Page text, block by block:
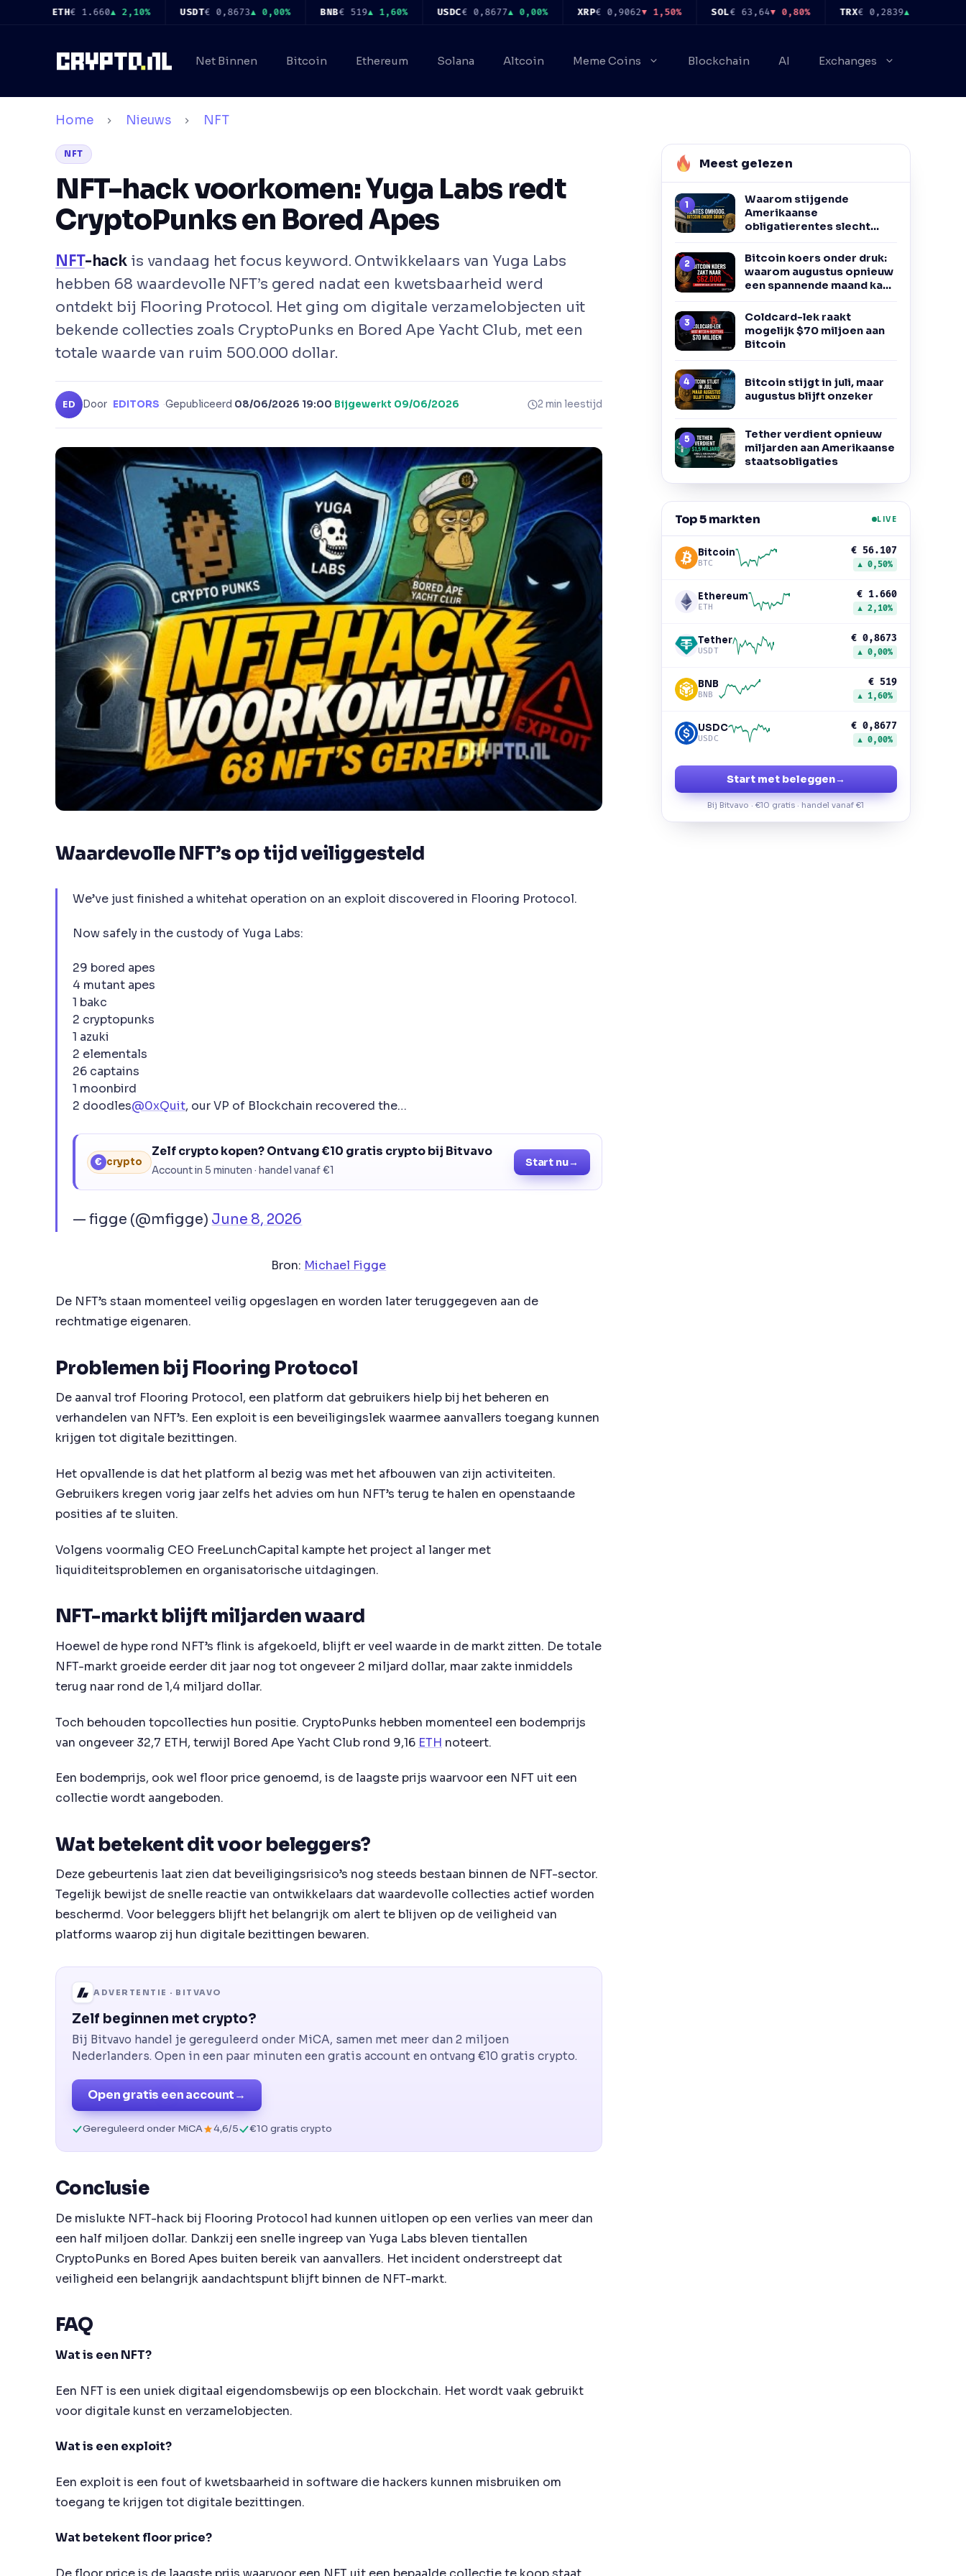
€ 1.660▲ 2,10% USDT € 0,8673 ▲ 0,00% BNB € 519▲ 1,60% USDC € 0,8677 ▲ 0,00% XRP € 0,9062 ▼ 1,50% SOL € 63,64▼ 0,80% TRX € 0,2839 ▲ 0,58%
Net Binnen Bitcoin Ethereum Solana Altcoin Meme Coins Blockchain AI Exchanges
Home Nieuws NFT
NFT
NFT-hack voorkomen: Yuga Labs redt
CryptoPunks en Bored Apes
NFT-hack is vandaag het focus keyword. Ontwikkelaars van Yuga Labs
hebben 68 waardevolle NFT’s gered nadat een kwetsbaarheid werd
ontdekt bij Flooring Protocol. Het ging om digitale verzamelobjecten uit
bekende collecties zoals CryptoPunks en Bored Ape Yacht Club, met een
totale waarde van ruim 500.000 dollar.
ED Door EDITORS ·Gepubliceerd 08/06/2026 19:00·Bijgewerkt 09/06/2026 2 min leestijd
Waardevolle NFT’s op tijd veiliggesteld
We’ve just finished a whitehat operation on an exploit discovered in Flooring Protocol.
Now safely in the custody of Yuga Labs:
29 bored apes
4 mutant apes
1 bakc
2 cryptopunks
1 azuki
2 elementals
26 captains
1 moonbird
2 doodles@0xQuit, our VP of Blockchain recovered the…
€ crypto
Zelf crypto kopen? Ontvang €10 gratis crypto bij Bitvavo
Account in 5 minuten · handel vanaf €1
Start nu→
— figge (@mfigge) June 8, 2026
Bron: Michael Figge
De NFT’s staan momenteel veilig opgeslagen en worden later teruggegeven aan de
rechtmatige eigenaren.
Problemen bij Flooring Protocol
De aanval trof Flooring Protocol, een platform dat gebruikers hielp bij het beheren en
verhandelen van NFT’s. Een exploit is een beveiligingslek waarmee aanvallers toegang kunnen
krijgen tot digitale bezittingen.
Het opvallende is dat het platform al bezig was met het afbouwen van zijn activiteiten.
Gebruikers kregen vorig jaar zelfs het advies om hun NFT’s terug te halen en openstaande
posities af te sluiten.
Volgens voormalig CEO FreeLunchCapital kampte het project al langer met
liquiditeitsproblemen en organisatorische uitdagingen.
NFT-markt blijft miljarden waard
Hoewel de hype rond NFT’s flink is afgekoeld, blijft er veel waarde in de markt zitten. De totale
NFT-markt groeide eerder dit jaar nog tot ongeveer 2 miljard dollar, maar zakte inmiddels
terug naar rond de 1,4 miljard dollar.
Toch behouden topcollecties hun positie. CryptoPunks hebben momenteel een bodemprijs
van ongeveer 32,7 ETH, terwijl Bored Ape Yacht Club rond 9,16 ETH noteert.
Een bodemprijs, ook wel floor price genoemd, is de laagste prijs waarvoor een NFT uit een
collectie wordt aangeboden.
Wat betekent dit voor beleggers?
Deze gebeurtenis laat zien dat beveiligingsrisico’s nog steeds bestaan binnen de NFT-sector.
Tegelijk bewijst de snelle reactie van ontwikkelaars dat waardevolle collecties actief worden
beschermd. Voor beleggers blijft het belangrijk om alert te blijven op de veiligheid van
platforms waarop zij hun digitale bezittingen bewaren.
ADVERTENTIE · BITVAVO
Zelf beginnen met crypto?
Bij Bitvavo handel je gereguleerd onder MiCA, samen met meer dan 2 miljoen
Nederlanders. Open in een paar minuten een gratis account en ontvang €10 gratis crypto.
Open gratis een account→
Gereguleerd onder MiCA 4,6/5 €10 gratis crypto
Conclusie
De mislukte NFT-hack bij Flooring Protocol had kunnen uitlopen op een verlies van meer dan
een half miljoen dollar. Dankzij een snelle ingreep van Yuga Labs bleven tientallen
CryptoPunks en Bored Apes buiten bereik van aanvallers. Het incident onderstreept dat
veiligheid een belangrijk aandachtspunt blijft binnen de NFT-markt.
FAQ
Wat is een NFT?
Een NFT is een uniek digitaal eigendomsbewijs op een blockchain. Het wordt vaak gebruikt
voor digitale kunst en verzamelobjecten.
Wat is een exploit?
Een exploit is een fout of kwetsbaarheid in software die hackers kunnen misbruiken om
toegang te krijgen tot digitale bezittingen.
Wat betekent floor price?
Meest gelezen
Waarom stijgende
Amerikaanse
obligatierentes slecht
Bitcoin
Bitcoin koers onder druk:
waarom augustus opnieuw
een spannende maand kan
Coldcard-lek raakt
mogelijk $70 miljoen aan
Bitcoin
Bitcoin stijgt in juli, maar
augustus blijft onzeker
Tether verdient opnieuw
miljarden aan Amerikaanse
staatsobligaties
Top 5 markten LIVE
Bitcoin
BTC
€ 56.107
▲ 0,50%
Ethereum
ETH
€ 1.660
▲ 2,10%
Tether
USDT
€ 0,8673
▲ 0,00%
BNB
BNB
€ 519
▲ 1,60%
USDC
USDC
€ 0,8677
▲ 0,00%
Start met beleggen→
Bij Bitvavo · €10 gratis · handel vanaf €1